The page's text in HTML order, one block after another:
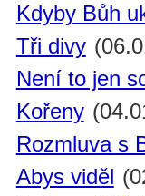
Kdyby Bůh
Tři divy
Není to jen
Kořeny
Rozmluva s
Abys viděl